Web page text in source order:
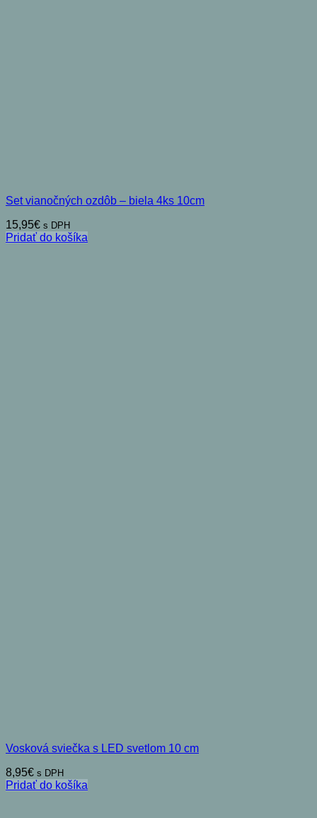
Set vianočných ozdôb – biela 4ks 10cm
15,95€ s DPH
Pridať do košíka
Vosková sviečka s LED svetlom 10 cm
8,95€ s DPH
Pridať do košíka